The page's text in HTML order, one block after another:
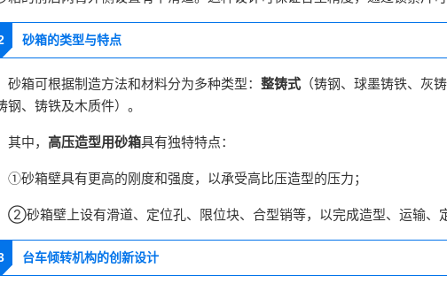
砂箱的类型与特点
砂箱可根据制造方法和材料分为多种类型： 整铸式 （铸钢、球墨铸铁、灰铸
钢、铸铁及木质件）。
其中， 高压造型用砂箱具有独特特点：
①砂箱壁具有更高的刚度和强度，以承受高比压造型的压力；
②砂箱壁上设有滑道、定位孔、限位块、合型销等，以完成造型、运输、
台车倾转机构的创新设计